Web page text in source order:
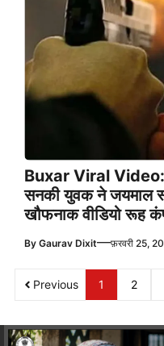
Buxar Viral
सनकी युवक ने जयमाल
खौफनाक वीडियो रूह
By Gaurav Dixit—फ़रवरी 25,
Previous 1 2